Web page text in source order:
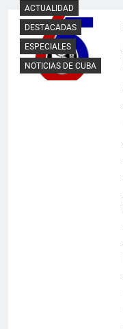
ACTUALIDAD
DESTACADAS
ESPECIALES
NOTICIAS DE CUBA